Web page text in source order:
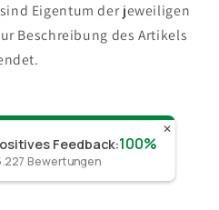
Eigentum der jeweiligen
Beschreibung des Artikels
✕
Feedback:100%
Bewertungen